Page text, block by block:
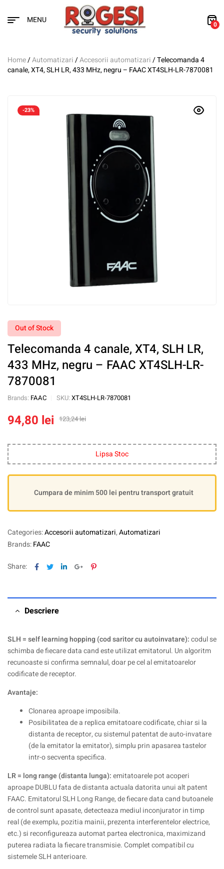
MENU 0
Home/Automatizari/Accesorii automatizari/ Telecomanda 4
canale, XT4, SLH LR, 433 MHz, negru – FAAC XT4SLH-LR-7870081
-23%
Out of Stock
Telecomanda 4 canale, XT4, SLH LR,
433 MHz, negru – FAAC XT4SLH-LR-
7870081
Brands: FAAC SKU: XT4SLH-LR-7870081
123,24lei
94,80 lei
Lipsa Stoc
Cumpara de minim 500 lei pentru transport gratuit
Categories:Accesorii automatizari,Automatizari
Brands:FAAC
Share: Facebook
TwitterLinkedinGoogle+Pinterest
Descriere
SLH = self learning hopping (cod saritor cu autoinvatare):codul se
schimba de fiecare data cand este utilizat emitatorul. Un algoritm
recunoaste si confirma semnalul, doar pe cel al emitatoarelor
codificate de receptor.
Avantaje:
Clonarea aproape imposibila.
Posibilitatea de a replica emitatoare codificate, chiar si la
distanta de receptor, cu sistemul patentat de auto-invatare
(de la emitator la emitator), simplu prin apasarea tastelor
intr-o secventa specifica.
LR = long range (distanta lunga):emitatoarele pot acoperi
aproape DUBLU fata de distanta actuala datorita unui alt patent
FAAC. Emitatorul SLH Long Range, de fiecare data cand butoanele
de control sunt apasate, detecteaza mediul inconjurator in timp
real (de exemplu, pozitia mainii, prezenta interferentelor electrice,
etc.) si reconfigureaza automat partea electronica, maximizand
puterea radiata la fiecare transmisie. Complet compatibil cu
sistemele SLH anterioare.